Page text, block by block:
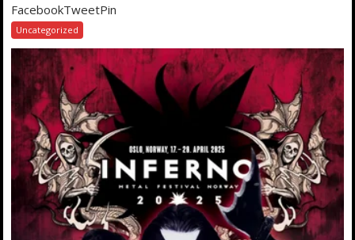
FacebookTweetPin
Uncategorized